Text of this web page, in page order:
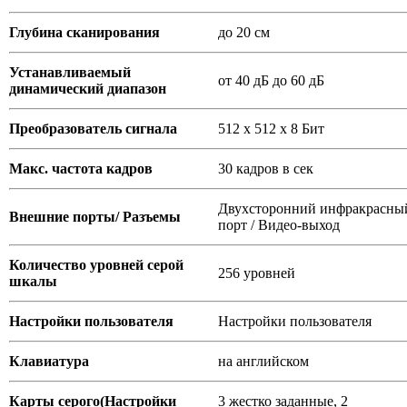
Глубина сканирования до 20 см
Устанавливаемый
динамический диапазон
от 40 дБ до 60 дБ
Преобразователь сигнала 512 х 512 х 8 Бит
Макс. частота кадров 30 кадров в сек
Внешние порты/ Разъемы
Двухсторонний
порт / Видео-выход
Количество уровней серой
шкалы
256 уровней
Настройки пользователя Настройки пользователя
Клавиатура на английском
Карты серого(Настройки 3 жестко заданные, 2